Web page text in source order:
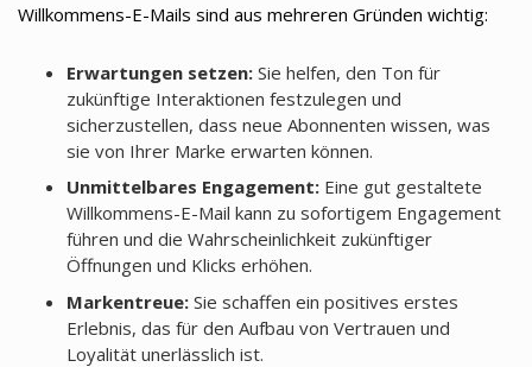
Willkommens-E-Mails sind aus mehreren Gründen wichtig:
Erwartungen setzen:Sie helfen, den Ton für
zukünftige Interaktionen festzulegen und
sicherzustellen, dass neue Abonnenten wissen, was
sie von Ihrer Marke erwarten können.
Unmittelbares Engagement:Eine gut gestaltete
Willkommens-E-Mail kann zu sofortigem Engagement
führen und die Wahrscheinlichkeit zukünftiger
Öffnungen und Klicks erhöhen.
Markentreue:Sie schaffen ein positives erstes
Erlebnis, das für den Aufbau von Vertrauen und
Loyalität unerlässlich ist.